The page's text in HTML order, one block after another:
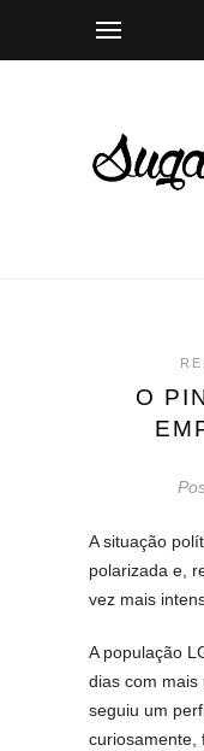
O
A situação
polarizada e,
vez mais
A população
dias com mais
seguiu um
curiosamente,